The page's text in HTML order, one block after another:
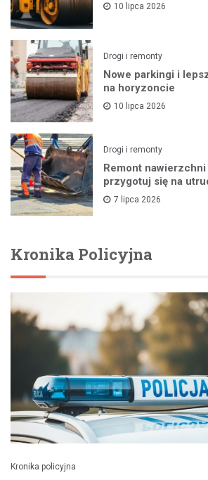
10 lipca 2026
Drogi i remonty
Nowe parkingi i
na horyzoncie
10 lipca 2026
Drogi i remonty
Remont
przygotuj się na
7 lipca 2026
Kronika Policyjna
Kronika policyjna